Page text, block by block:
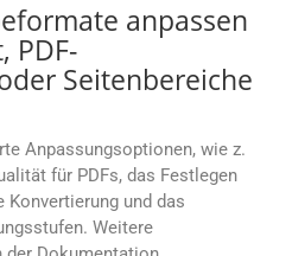
anpassen
PDF-
Seitenbereiche
Anpassungsoptionen, wie z.
für PDFs, das Festlegen
Konvertierung und das
Weitere